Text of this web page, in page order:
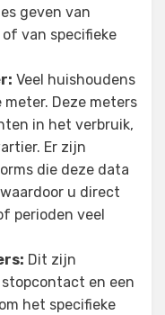
geven van
van specifieke
Veel huishoudens
meter. Deze meters
in het verbruik,
Er zijn
die deze data
u direct
perioden veel
Dit zijn
en een
het specifieke